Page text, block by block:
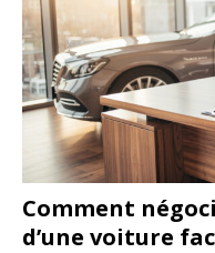
Comment
d’une voiture